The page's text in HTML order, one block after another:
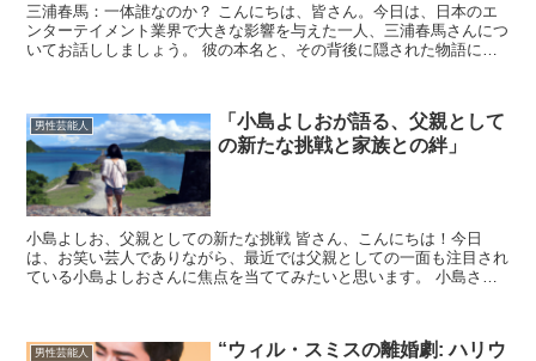
三浦春馬：一体誰なのか？ こんにちは、皆さん。今日は、日本のエ
ンターテイメント業界で大きな影響を与えた一人、三浦春馬さんにつ
いてお話ししましょう。 彼の本名と、その背後に隠された物語につ
男性芸能人
「小島よしおが語る、父親として
の新たな挑戦と家族との絆」
小島よしお、父親としての新たな挑戦 皆さん、こんにちは！今日
は、お笑い芸人でありながら、最近では父親としての一面も注目され
ている小島よしおさんに焦点を当ててみたいと思います。 小島さん
男性芸能人
“ウィル・スミスの離婚劇: ハリウ